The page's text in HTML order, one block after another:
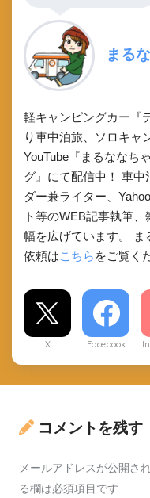
まる
軽キャンピングカー『
り車中泊旅、ソロキャ
YouTube『まるななち
グ』にて配信中！ 車
ダー兼ライター、
ト等のWEB記事執筆
幅を広げています。
依頼はこちら をご覧く
X Facebook
コメントを残す
メールアドレスが公開さ
る欄は必須項目です